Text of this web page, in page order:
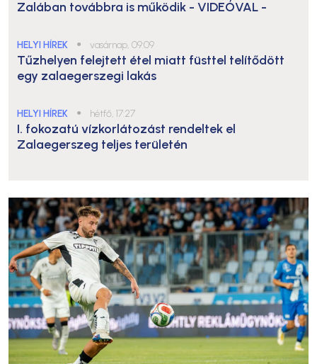
Zalában továbbra is működik - VIDEÓVAL -
HELYI HÍREK ● vasárnap, 09:09
Tűzhelyen felejtett étel miatt füsttel telítődött
egy zalaegerszegi lakás
HELYI HÍREK ● hétfő, 17:27
I. fokozatú vízkorlátozást rendeltek el
Zalaegerszeg teljes területén